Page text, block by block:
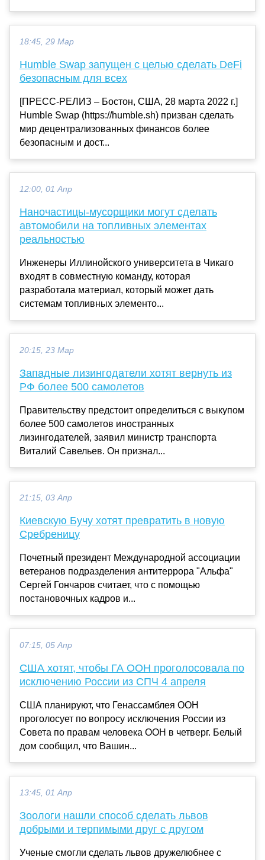
18:45, 29 Мар
Humble Swap запущен с целью сделать DeFi
безопасным для всех
[ПРЕСС-РЕЛИЗ – Бостон, США, 28 марта 2022 г.]
Humble Swap (https://humble.sh) призван сделать
мир децентрализованных финансов более
безопасным и дост...
12:00, 01 Апр
Наночастицы-мусорщики могут сделать
автомобили на топливных элементах
реальностью
Инженеры Иллинойского университета в Чикаго
входят в совместную команду, которая
разработала материал, который может дать
системам топливных элементо...
20:15, 23 Мар
Западные лизингодатели хотят вернуть из
РФ более 500 самолетов
Правительству предстоит определиться с выкупом
более 500 самолетов иностранных
лизингодателей, заявил министр транспорта
Виталий Савельев. Он признал...
21:15, 03 Апр
Киевскую Бучу хотят превратить в новую
Сребреницу
Почетный президент Международной ассоциации
ветеранов подразделения антитеррора "Альфа"
Сергей Гончаров считает, что с помощью
постановочных кадров и...
07:15, 05 Апр
США хотят, чтобы ГА ООН проголосовала по
исключению России из СПЧ 4 апреля
США планируют, что Генассамблея ООН
проголосует по вопросу исключения России из
Совета по правам человека ООН в четверг. Белый
дом сообщил, что Вашин...
13:45, 01 Апр
Зоологи нашли способ сделать львов
добрыми и терпимыми друг с другом
Ученые смогли сделать львов дружелюбнее с